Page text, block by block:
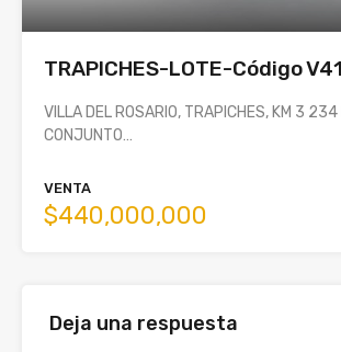
TRAPICHES-LOTE-Código
VILLA DEL ROSARIO, TRAPICHES, KM 3
CONJUNTO…
VENTA
$440,000,000
Deja una respuesta